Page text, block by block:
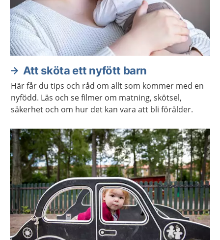
Att sköta ett nyfött barn
Här får du tips och råd om allt som kommer med en
nyfödd. Läs och se filmer om matning, skötsel,
säkerhet och om hur det kan vara att bli förälder.